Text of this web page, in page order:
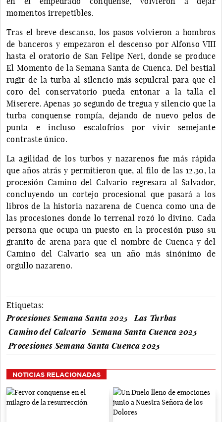
momentos irrepetibles.
Tras el breve descanso, los pasos volvieron a hombros
de banceros y empezaron el descenso por Alfonso VIII
hasta el oratorio de San Felipe Neri, donde se produce
El Momento de la Semana Santa de Cuenca. Del bestial
rugir de la turba al silencio más sepulcral para que el
coro del conservatorio pueda entonar a la talla el
Miserere. Apenas 30 segundo de tregua y silencio que la
turba conquense rompía, dejando de nuevo pelos de
punta e incluso escalofríos por vivir semejante
contraste único.
La agilidad de los turbos y nazarenos fue más rápida
que años atrás y permitieron que, al filo de las 12.30, la
procesión Camino del Calvario regresara al Salvador,
concluyendo un cortejo procesional que pasará a los
libros de la historia nazarena de Cuenca como una de
las procesiones donde lo terrenal rozó lo divino. Cada
persona que ocupa un puesto en la procesión puso su
granito de arena para que el nombre de Cuenca y del
Camino del Calvario sea un año más sinónimo de
orgullo nazareno.
Etiquetas:
Procesiones Semana Santa 2025
Las Turbas
Camino del Calvario
Semana Santa Cuenca 2025
Procesiones Semana Santa Cuenca 2025
NOTICIAS RELACIONADAS